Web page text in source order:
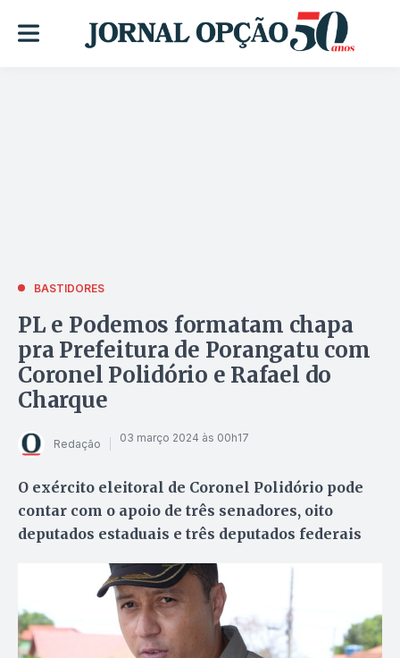
BASTIDORES
PL e Podemos formatam chapa
pra Prefeitura de Porangatu com
Coronel Polidório e Rafael do
Charque
Redação 03 março 2024 às 00h17
O exército eleitoral de Coronel Polidório pode
contar com o apoio de três senadores, oito
deputados estaduais e três deputados federais